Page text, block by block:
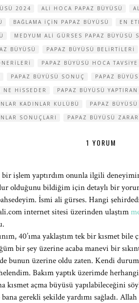
2024 ALI HOCA PAPAZ BÜYÜSÜ
BAĞLAMA IÇIN PAPAZ BÜYÜSÜ
EN
MEDYUM ALI GÜRSES PAPAZ BÜYÜSÜ
BÜYÜSÜ
PAPAZ BÜYÜSÜ BELIRTILERI
PAPAZ BÜYÜSÜ HOCA TAVSIYE
PAPAZ BÜYÜSÜ SONUÇ
PAPAZ
NE HISSEDER
PAPAZ BÜYÜSÜ
KADINLAR KULÜBÜ
PAPAZ
SONUÇLARI
PAPAZ BÜYÜSÜ
1 YORUM
bir işlem yaptırdım onunla ilgili
olduğunu bildiğim için detaylı bir
İsmi ali gürses. Hangi
internet sitesi üzerinden ulaştım
40’ıma yaklaştım tek bir kısmet
bir şey üzerine acaba manevi bir
bunun üzerine oldu zaten. Kendi
Bakım yaptık üzerimde
kısmet açma büyüsü yapılabileceğini
gerekli şekilde yardımı sağladı.